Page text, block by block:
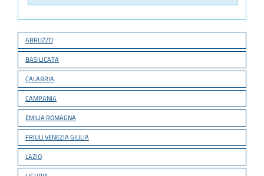
ABRUZZO
BASILICATA
CALABRIA
CAMPANIA
EMILIA ROMAGNA
FRIULI VENEZIA GIULIA
LAZIO